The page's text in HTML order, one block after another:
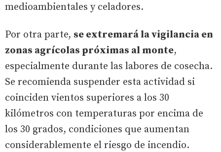
medioambientales y celadores.
Por otra parte, se extremará la vigilancia en
zonas agrícolas próximas al monte,
especialmente durante las labores de cosecha.
Se recomienda suspender esta actividad si
coinciden vientos superiores a los 30
kilómetros con temperaturas por encima de
los 30 grados, condiciones que aumentan
considerablemente el riesgo de incendio.